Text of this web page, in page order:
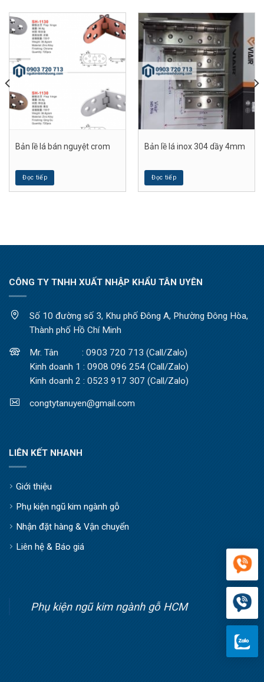
Bản lề lá bán nguyệt crom
Đọc tiếp
Bản lề lá inox 304 dầy 4mm
Đọc tiếp
CÔNG TY TNHH XUẤT NHẬP KHẨU TÂN UYÊN
Số 10 đường số 3, Khu phố Đông A, Phường Đông Hòa,
Thành phố Hồ Chí Minh
Mr. Tân : 0903 720 713 (Call/Zalo)
Kinh doanh 1 : 0908 096 254 (Call/Zalo)
Kinh doanh 2 : 0523 917 307 (Call/Zalo)
congtytanuyen@gmail.com
LIÊN KẾT NHANH
Giới thiệu
Phụ kiện ngũ kim ngành gỗ
Nhận đặt hàng & Vận chuyển
Liên hệ & Báo giá
Phụ kiện ngũ kim ngành gỗ HCM